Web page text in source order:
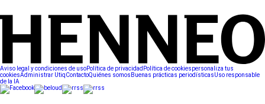
Aviso legal y condiciones de usoPolítica de privacidad Política de cookiespersonaliza tus
cookiesAdministrar UtiqContactoQuiénes somos Buenas prácticas periodísticasUso responsable
de la IA